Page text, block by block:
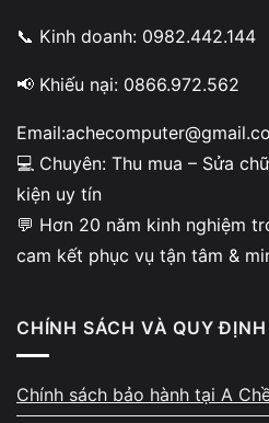
📞 Kinh doanh: 0982.442.144
📢 Khiếu nại: 0866.972.562
💻 Chuyên: Thu mua – Sửa
kiện uy tín
💬 Hơn 20 năm kinh nghiệm
cam kết phục vụ tận tâm &
CHÍNH SÁCH VÀ QUY ĐỊNH
Chính sách bảo hành tại A